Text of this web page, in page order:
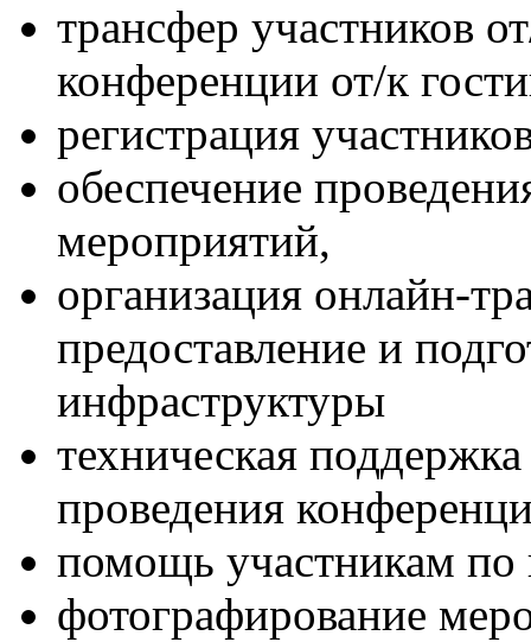
трансфер участников
конференции от/к
регистрация
обеспечение
мероприятий,
организация онлайн-
предоставление и
инфраструктуры
техническая
проведения
помощь участникам
фотографирование